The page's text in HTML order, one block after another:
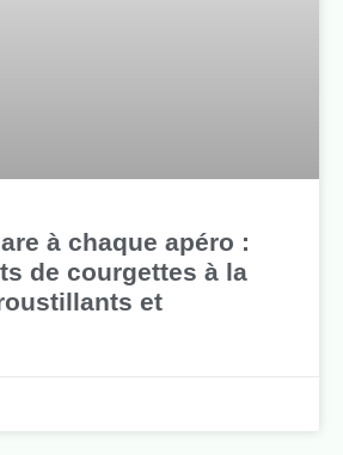
à chaque apéro :
de courgettes à la
et